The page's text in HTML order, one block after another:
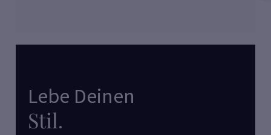
Lebe Deinen
Stil.